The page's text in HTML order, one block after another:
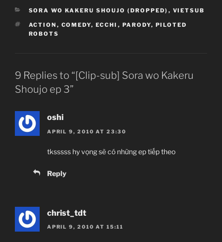
CATEGORIES
SORA WO KAKERU SHOUJO (DROPPED) , VIETSUB
TAGS
ACTION , COMEDY, ECCHI , PARODY, PILOTED
ROBOTS
9 Replies to “[Clip-sub] Sora wo Kakeru
Shoujo ep 3”
oshi
APRIL 9, 2010 AT 23:30
tksssss hy vọng sẽ có những ep tiếp theo
Reply
christ_tdt
APRIL 9, 2010 AT 15:11